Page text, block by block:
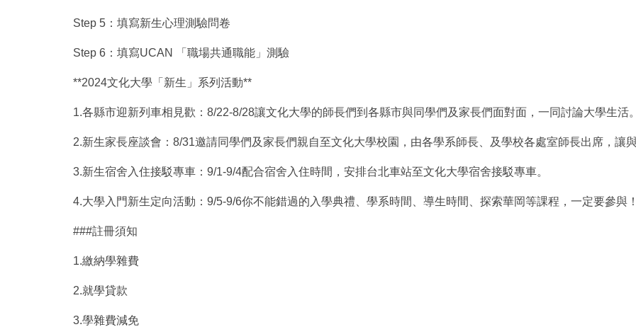
Step 5：填寫新生心理測驗問卷
Step 6：填寫UCAN 「職場共通職能」測驗
**2024文化大學「新生」系列活動**
1.各縣市迎新列車相見歡：8/22-8/28讓文化大學的師長們到各縣市與同學們及家長們面對面，一同討論大學生活。
2.新生家長座談會：8/31邀請同學們及家長們親自至文化大學校園，由各學系師長、及學校各處室師長出席，讓
3.新生宿舍入住接駁專車：9/1-9/4配合宿舍入住時間，安排台北車站至文化大學宿舍接駁專車。
4.大學入門新生定向活動：9/5-9/6你不能錯過的入學典禮、學系時間、導生時間、探索華岡等課程，一定要參與！
###註冊須知
1.繳納學雜費
2.就學貸款
3.學雜費減免